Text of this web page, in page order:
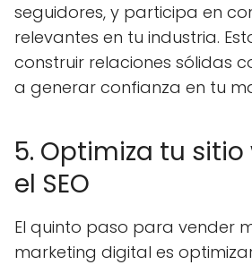
seguidores, y participa en
relevantes en tu industria.
construir relaciones sólidas
a generar confianza en tu
5. Optimiza tu
el SEO
El quinto paso para vender
marketing digital es